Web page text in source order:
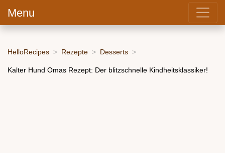
Menu
HelloRecipes Rezepte Desserts
Kalter Hund Omas Rezept: Der blitzschnelle Kindheitsklassiker!